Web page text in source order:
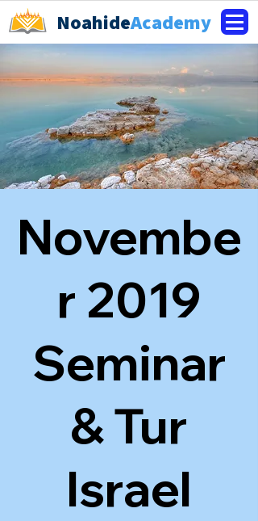
NoahideAcademy
Novembe
r 2019
Seminar
& Tur
Israel